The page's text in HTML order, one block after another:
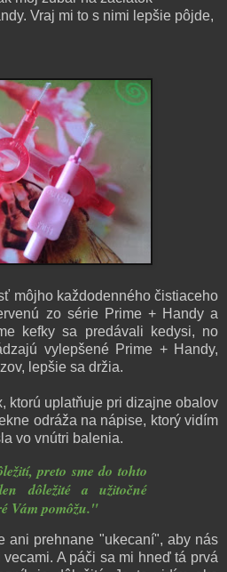
Vraj mi to s nimi lepšie pôjde,
môjho každodenného čistiaceho
zo série Prime + Handy a
kefky sa predávali kedysi, no
vylepšené Prime + Handy,
lepšie sa držia.
ktorú uplatňuje pri dizajne obalov
odráža na nápise, ktorý vidím
vo vnútri balenia.
preto sme do tohto
dôležité a užitočné
Vám pomôžu."
ani prehnane "ukecaní", aby nás
A páči sa mi hneď tá prvá